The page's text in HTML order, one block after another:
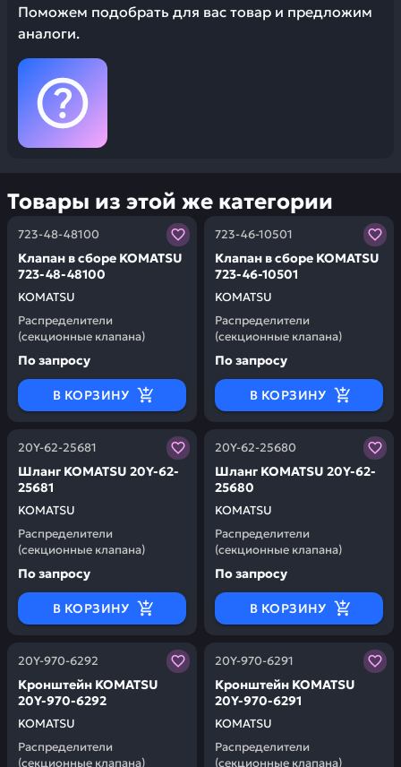
Поможем подобрать для вас товар и предложим
аналоги.
Товары из этой же категории
723-48-48100
KOMATSU
Клапан в сборе KOMATSU
723-48-48100
Распределители
(секционные клапана)
Заказывая запчасти у нас, вы получаете гарантию
По запросу
В КОРЗИНУ
723-46-10501
KOMATSU
Клапан в сборе KOMATSU
723-46-10501
Распределители
(секционные клапана)
Заказывая запчасти у
По запросу
В КОРЗИНУ
20Y-62-25681
KOMATSU
Шланг KOMATSU 20Y-62-
25681
Распределители
(секционные клапана)
Заказывая запчасти у нас, вы получаете гарантию
По запросу
В КОРЗИНУ
20Y-62-25680
KOMATSU
Шланг KOMATSU 20Y-62-
25680
Распределители
(секционные клапана)
Заказывая запчасти у
По запросу
В КОРЗИНУ
20Y-970-6292
KOMATSU
Кронштейн KOMATSU
20Y-970-6292
Распределители
(секционные клапана)
Заказывая запчасти у нас, вы получаете гарантию
20Y-970-6291
KOMATSU
Кронштейн KOMATSU
20Y-970-6291
Распределители
(секционные клапана)
Заказывая запчасти у